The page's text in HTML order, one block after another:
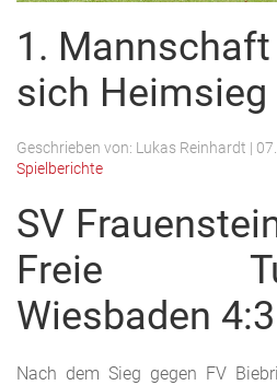
1.
sich Heimsieg
Geschrieben von: Lukas Reinhardt |
Spielberichte
SV
Freie
Wiesbaden
Nach dem Sieg gegen FV